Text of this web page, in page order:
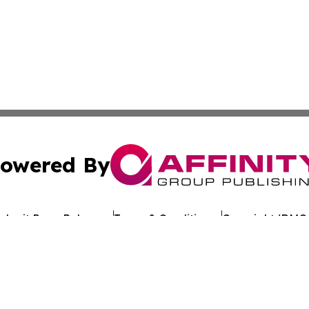
By
Press Release Terms & Conditions Copyright/